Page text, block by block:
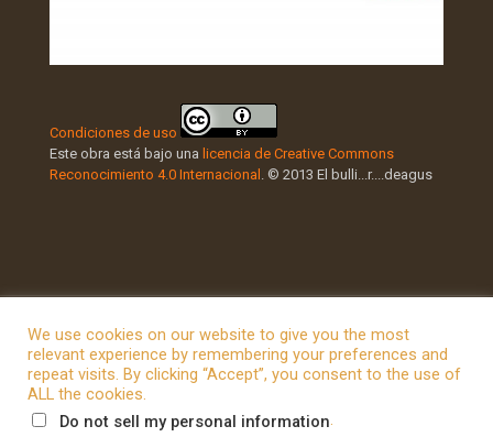
Condiciones de uso
Este obra está bajo una licencia de Creative Commons
Reconocimiento 4.0 Internacional . © 2013 El bulli...r....deagus
© 2026 Betheme by Muffin group
We use cookies on our website to give you the most
relevant experience by remembering your preferences and
repeat visits. By clicking “Accept”, you consent to the use of
ALL the cookies.
Do not sell my personal information.